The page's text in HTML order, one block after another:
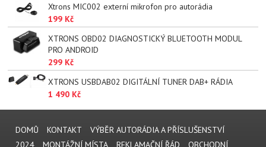
Xtrons MIC002 externí mikrofon pro autorádia
199 Kč
XTRONS OBD02 DIAGNOSTICKÝ BLUETOOTH MODUL
PRO ANDROID
299 Kč
XTRONS USBDAB02 DIGITÁLNÍ TUNER DAB+ RÁDIA
1 490 Kč
DOMŮ KONTAKT
VÝBĚR AUTORÁDIA A PŘÍSLUŠENSTVÍ
2024
MONTÁŽNÍ MÍSTA REKLAMAČNÍ ŘÁD OBCHODNÍ